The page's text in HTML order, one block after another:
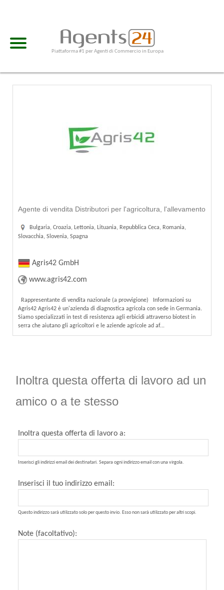
Piattaforma #1 per Agenti di Commercio in Europa
Agente di vendita Distributori per l'agricoltura, l'allevamento
Bulgaria, Croazia, Lettonia, Lituania, Repubblica Ceca, Romania,
Slovacchia, Slovenia, Spagna
Agris42 GmbH
www.agris42.com
Rappresentante di vendita nazionale (a provvigione) Informazioni su
Agris42 Agris42 è un'azienda di diagnostica agricola con sede in Germania.
Siamo specializzati in test di resistenza agli erbicidi attraverso biotest in
serra che aiutano gli agricoltori e le aziende agricole ad af...
Inoltra questa offerta di lavoro ad un
amico o a te stesso
Inoltra questa offerta di lavoro a:
Inserisci gli indirizzi email dei destinatari. Separa ogni indirizzo email con una virgola.
Inserisci il tuo indirizzo email:
Questo indirizzo sarà utilizzato solo per questo invio. Esso non sarà utilizzato per altri scopi.
Note (facoltativo):